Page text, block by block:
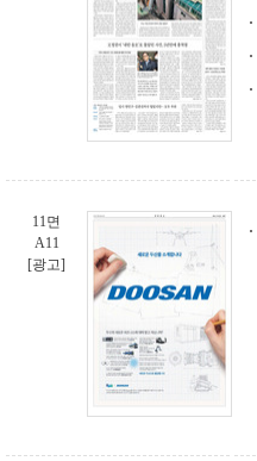
11면
A11
[광고]